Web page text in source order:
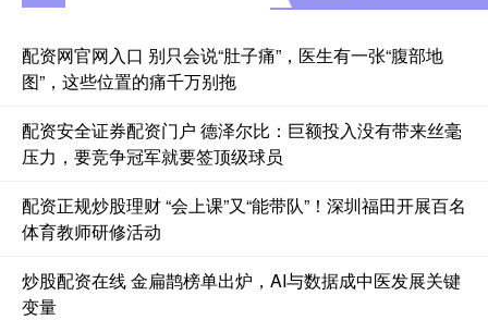
配资网官网入口 别只会说“肚子痛”，医生有一张“腹部地
图”，这些位置的痛千万别拖
配资安全证券配资门户 德泽尔比：巨额投入没有带来丝毫
压力，要竞争冠军就要签顶级球员
配资正规炒股理财 “会上课”又“能带队”！深圳福田开展百名
体育教师研修活动
炒股配资在线 金扁鹊榜单出炉，AI与数据成中医发展关键
变量